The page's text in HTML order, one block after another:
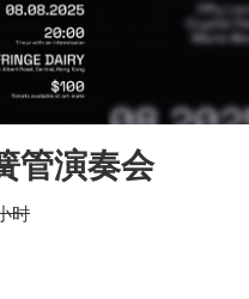
管演奏会
时